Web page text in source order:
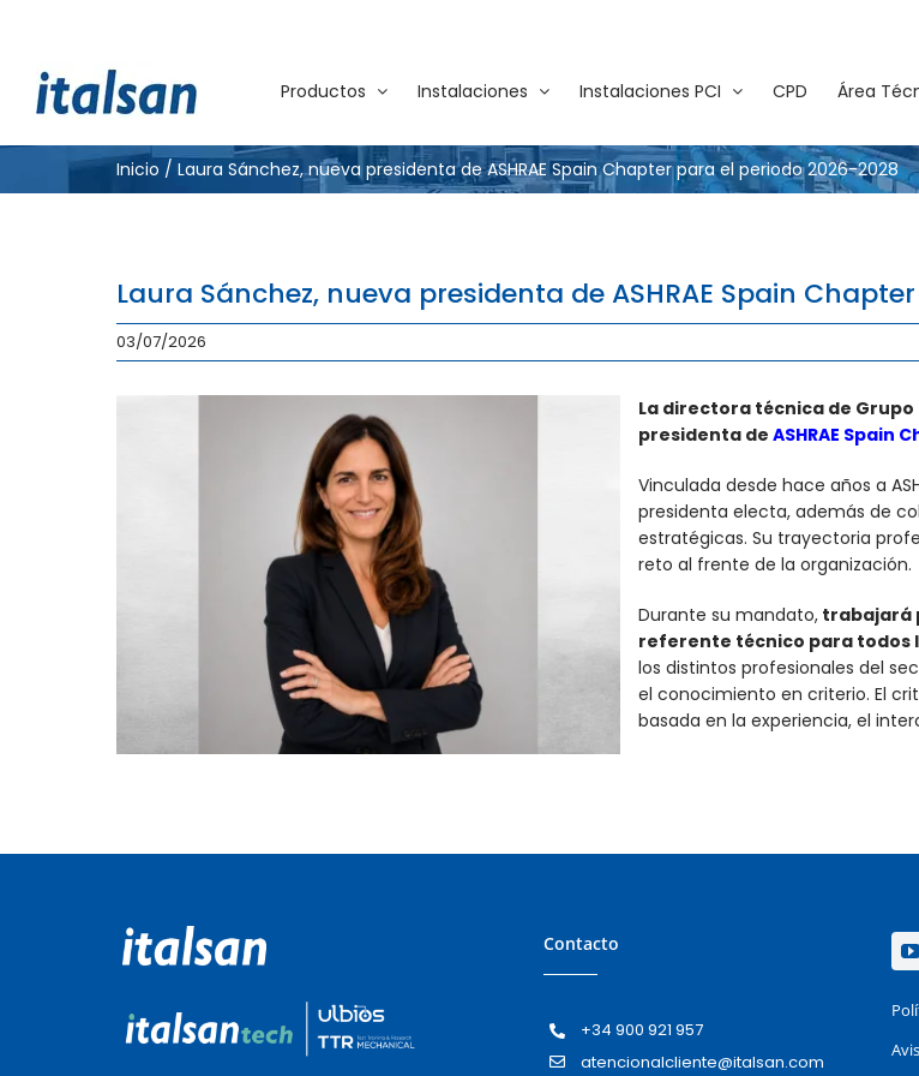
contenido
Productos Instalaciones Instalaciones PCI CPD Área
Inicio / Laura Sánchez, nueva presidenta de ASHRAE Spain Chapter para el periodo 2026-2028
Laura Sánchez, nueva presidenta de ASHRAE Spain
03/07/2026
La directora técnica de Grupo
presidenta de ASHRAE Spain
Vinculada desde hace años a
presidenta electa, además de
estratégicas. Su trayectoria
reto al frente de la organización.
Durante su mandato,trabajará
referente técnico para todos
los distintos profesionales del
el conocimiento en criterio. El
basada en la experiencia, el
Contacto
+34 900 921 957
atencionalcliente@italsan.com